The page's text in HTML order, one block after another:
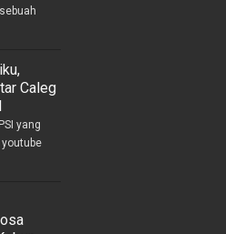
Caleg
yang